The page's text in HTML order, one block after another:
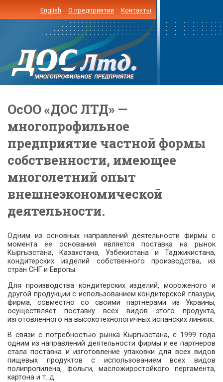
English О предприятии Контакты
ОсОО «ДОС ЛТД» —
многопрофильное
предприятие частной формы
собственности, имеющее
многолетний опыт
внешнеэкономической
деятельности.
Одним из основных направлений деятельности фирмы с
момента ее основания является поставка на рынок
Кыргызстана, Казахстана, Узбекистана и Таджикистана,
кондитерских изделий собственного производства, из
стран СНГ и Европы.
Для производства кондитерских изделий, мороженого и
другой продукции с использованием кондитерской глазури,
фирма, совместно со своими партнерами из Украины,
осуществляет поставку всех видов этого продукта,
изготовленного на высокотехнологичных испанских линиях.
В связи с потребностью рынка Кыргызстана, с 1999 года
одним из направлений деятельности фирмы и ее партнеров
стала поставка и изготовление упаковки для всех видов
пищевых продуктов с использованием всех видов
полипропилена, фольги, масложиростойкого пергамента,
картона и т. д.